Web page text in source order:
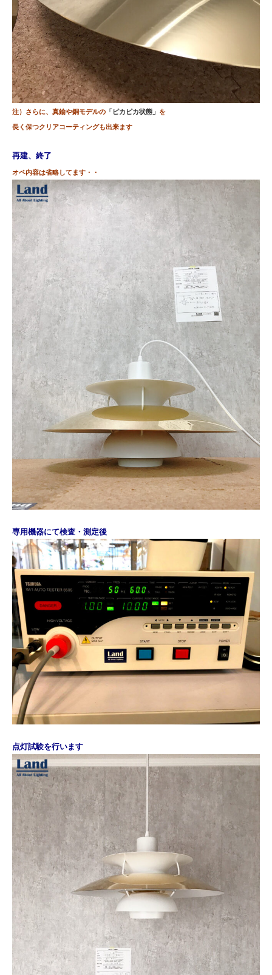
注）さらに、真鍮や銅モデルの 「ピカピカ状態」 を
長く 保つクリアコーティングも出来ます
再建、終了
オペ内容は省略してます・・
専用機器にて検査・測定後
点灯試験を行います